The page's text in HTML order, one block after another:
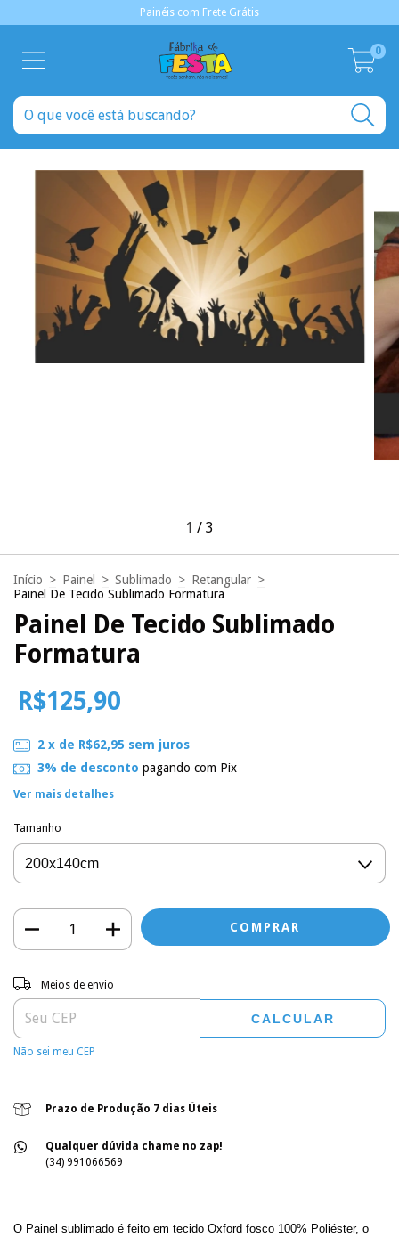
Painéis com Frete Grátis
0
1 / 3
Início > Painel > Sublimado > Retangular >
Painel De Tecido Sublimado Formatura
Painel De Tecido Sublimado
Formatura
R$125,90
2 x de R$62,95 sem juros
3% de desconto pagando com Pix
Ver mais detalhes
Tamanho
Entregas para o CEP:
Meios de envio
CALCULAR
Não sei meu CEP
Prazo de Produção 7 dias Úteis
Qualquer dúvida chame no zap!
(34) 991066569
O Painel sublimado é feito em tecido Oxford fosco 100% Poliéster, o